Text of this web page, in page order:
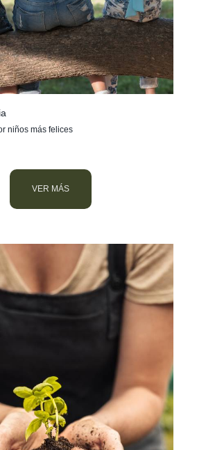
niños más felices
VER MÁS